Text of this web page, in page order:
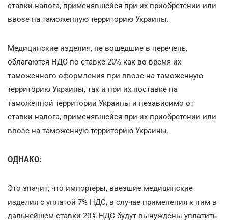
ставки налога, применявшейся при их приобретении или
ввозе на таможенную территорию Украины.
Медицинские изделия, не вошедшие в перечень,
облагаются НДС по ставке 20% как во время их
таможенного оформления при ввозе на таможенную
территорию Украины, так и при их поставке на
таможенной территории Украины и независимо от
ставки налога, применявшейся при их приобретении или
ввозе на таможенную территорию Украины.
ОДНАКО:
Это значит, что импортеры, ввезшие медицинские
изделия с уплатой 7% НДС, в случае применения к ним в
дальнейшем ставки 20% НДС будут вынуждены уплатить